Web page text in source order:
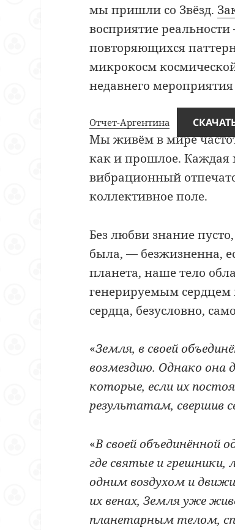
мы пришли со Звёзд.
восприятие
повторяющихся
микрокосм
недавнего
Отчет-Аргентина
Мы живём в мире
как и прошлое. Каждая
вибрационный
коллективное поле.
Без любви знание
была, — безжизненна,
планета, наше тело
генерируемым сердцем
сердца, безусловно,
«Земля, в своей
возмездию. Однако она
которые, если их
результатам, свершив
«В своей объединённой
где святые и
одним воздухом и
их венах, Земля уже
планетарным телом,